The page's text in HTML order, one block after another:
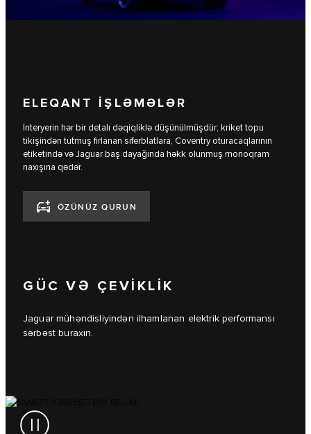
ELEQANT İŞLƏMƏLƏR
İnteryerin hər bir detalı dəqiqliklə düşünülmüşdür; kriket topu
tikişindən tutmuş fırlanan siferblatlara, Coventry oturacaqlarının
etiketində və Jaguar baş dayağında həkk olunmuş monoqram
naxışına qədər.
ÖZÜNÜZ QURUN
GÜC VƏ ÇEVİKLİK
Jaguar mühəndisliyindən ilhamlanan elektrik performansı
sərbəst buraxın.